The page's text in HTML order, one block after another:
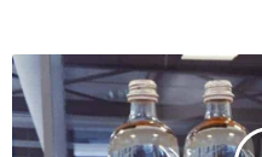
L
a
8
0